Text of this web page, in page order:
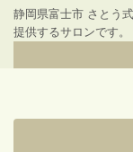
静岡県富士市 さとう
提供するサロンです。